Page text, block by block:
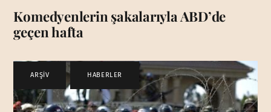
Komedyenlerin şakalarıyla ABD’de
geçen hafta
ARŞİV , HABERLER